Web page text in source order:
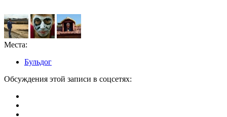
Места:
Бульдог
Обсуждения этой записи в соцсетях: